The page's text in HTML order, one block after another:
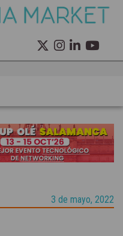
3 de mayo, 2022